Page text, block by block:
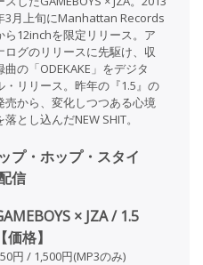
3月上旬にManhattan Records
ら12inchを限定リリース。ア
ログのリリースに先駆け、収
曲の「ODEKAKE」をデジタ
・リリース。昨年の『1.5』の
売から、変化しつつある心境
落とし込んだNEW SHIT。
プ・ホップ・スタイ
信
× JZA / 1.5
【価格】
円 / 1,500円(MP3のみ)